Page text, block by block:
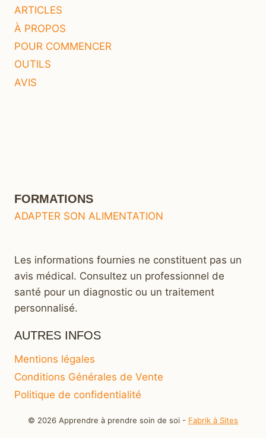
ARTICLES
À PROPOS
POUR COMMENCER
OUTILS
AVIS
FORMATIONS
ADAPTER SON ALIMENTATION
Les informations fournies ne constituent pas un
avis médical. Consultez un professionnel de
santé pour un diagnostic ou un traitement
personnalisé.
AUTRES INFOS
Mentions légales
Conditions Générales de Vente
Politique de confidentialité
© 2026 Apprendre à prendre soin de soi - Fabrik à Sites